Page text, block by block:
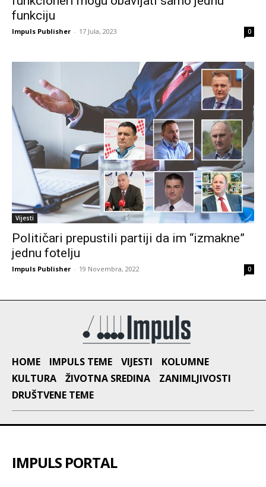
funkciju
Impuls Publisher - 17 Jula, 2023 0
Vijesti
Političari prepustili partiji da im “izmakne”
jednu fotelju
Impuls Publisher - 19 Novembra, 2022 0
HOME IMPULS TEME VIJESTI
KOLUMNE
KULTURA
ŽIVOTNA SREDINA
ZANIMLJIVOSTI
DRUŠTVENE TEME
IMPULS PORTAL